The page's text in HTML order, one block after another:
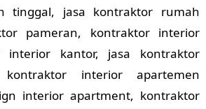
tinggal, jasa kontraktor rumah
pameran, kontraktor interior
interior kantor, jasa kontraktor
interior apartemen
interior apartment, kontraktor